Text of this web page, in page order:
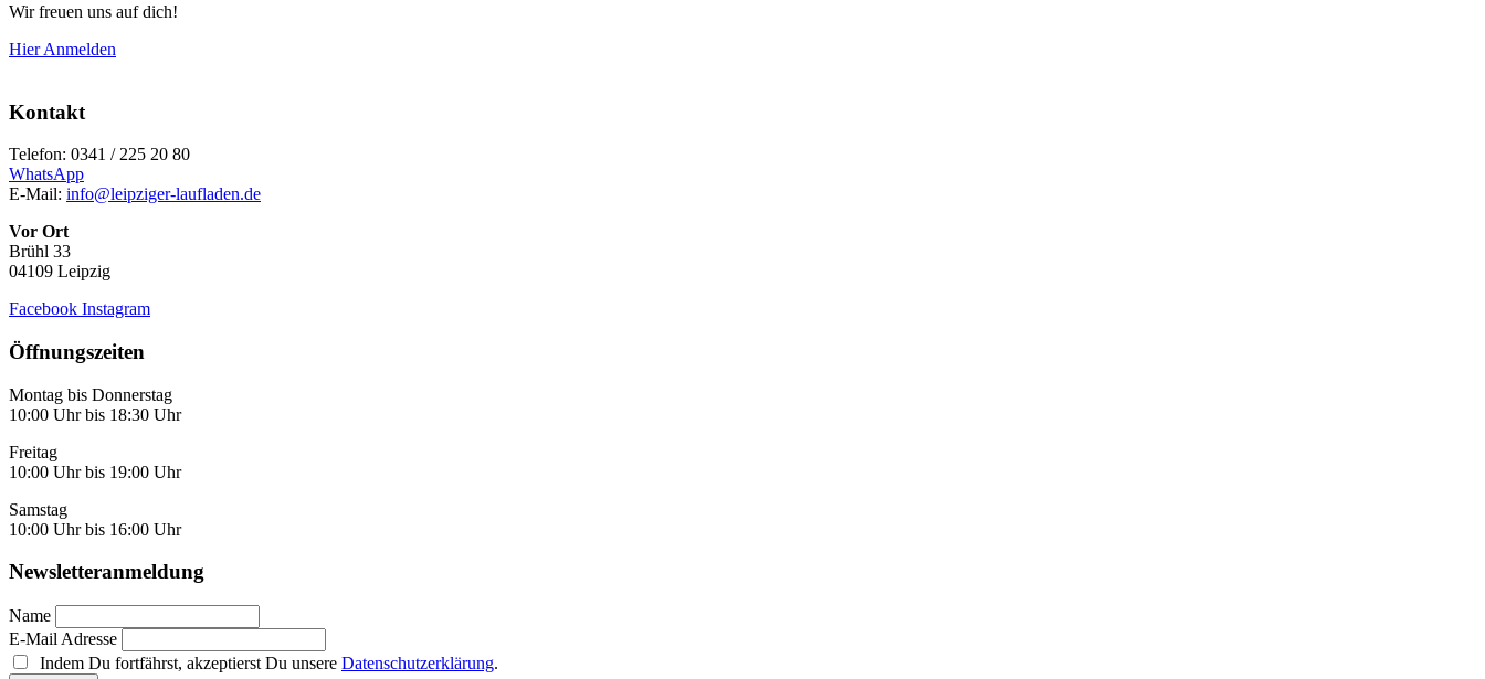
Wir freuen uns auf dich!
Hier Anmelden
Kontakt
Telefon: 0341 / 225 20 80
WhatsApp
E-Mail: info@leipziger-laufladen.de
Vor Ort
Brühl 33
04109 Leipzig
Facebook Instagram
Öffnungszeiten
Montag bis Donnerstag
10:00 Uhr bis 18:30 Uhr
Freitag
10:00 Uhr bis 19:00 Uhr
Samstag
10:00 Uhr bis 16:00 Uhr
Newsletteranmeldung
Name
E-Mail Adresse
Indem Du fortfährst, akzeptierst Du unsere Datenschutzerklärung.